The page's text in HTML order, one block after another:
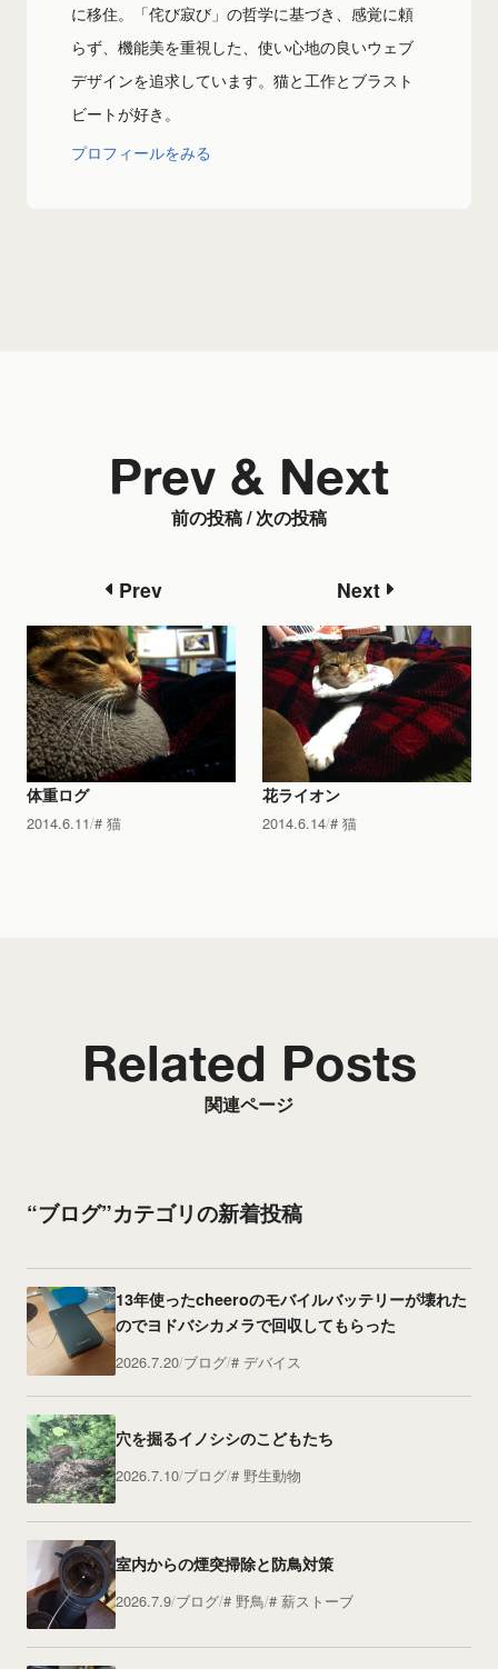
に移住。「侘び寂び」の哲学に基づき、感覚に頼
らず、機能美を重視した、使い心地の良いウェブ
デザインを追求しています。猫と工作とブラスト
ビートが好き。
プロフィールをみる
前の投稿 / 次の投稿
Prev & Next
Prev
体重ログ
2014.6.11 猫
Next
花ライオン
2014.6.14 猫
関連ページ
Related Posts
“ブログ”カテゴリの新着投稿
13年使ったcheeroのモバイルバッテリーが壊れた
のでヨドバシカメラで回収してもらった
2026.7.20 ブログ デバイス
穴を掘るイノシシのこどもたち
2026.7.10 ブログ 野生動物
室内からの煙突掃除と防鳥対策
2026.7.9 ブログ 野鳥 薪ストーブ